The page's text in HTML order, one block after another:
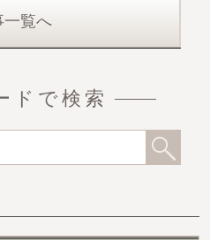
一覧へ
ドで検索